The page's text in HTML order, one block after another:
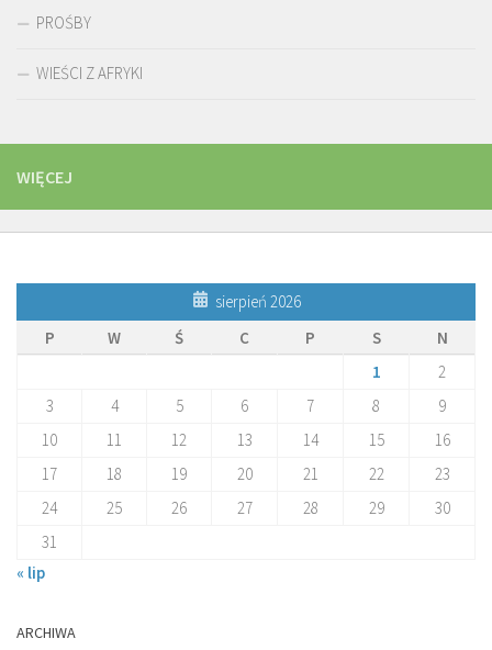
PROŚBY
WIEŚCI Z AFRYKI
WIĘCEJ
sierpień 2026
P
W Ś C P S
N
1
2
3
4 5 6 7 8
9
10
11 12 13 14 15
16
17
18 19 20 21 22
23
24
25 26 27 28 29
30
31
« lip
ARCHIWA